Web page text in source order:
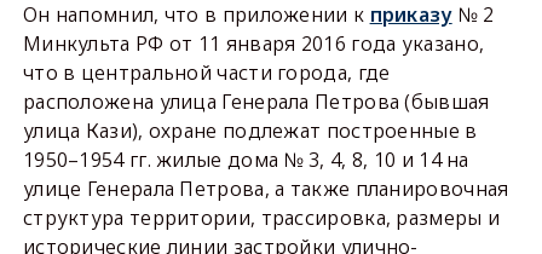
Он напомнил, что в приложении к приказу№ 2
Минкульта РФ от 11 января 2016 года указано,
что в центральной части города, где
расположена улица Генерала Петрова (бывшая
улица Кази), охране подлежат построенные в
1950–1954 гг. жилые дома № 3, 4, 8, 10 и 14 на
улице Генерала Петрова, а также планировочная
структура территории, трассировка, размеры и
исторические линии застройки улично-